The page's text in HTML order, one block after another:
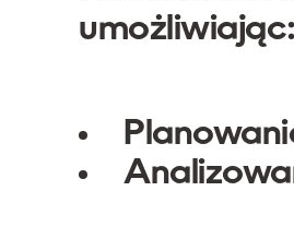
umożliwiając: